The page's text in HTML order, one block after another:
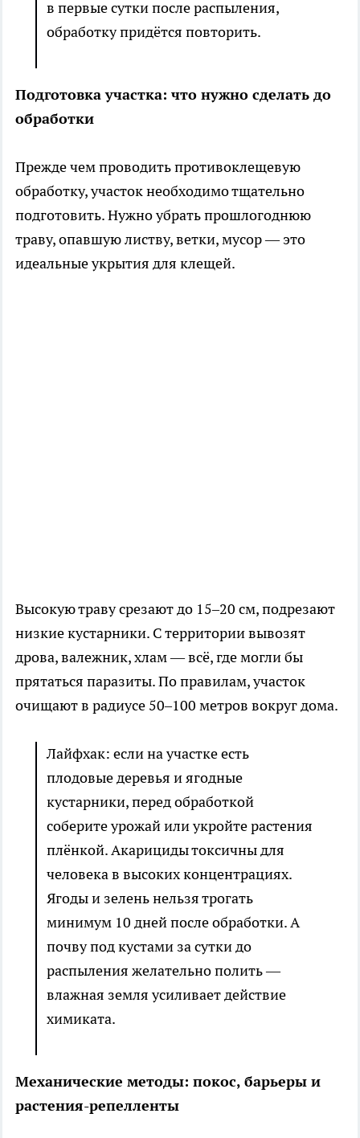
в первые сутки после распыления,
обработку придётся повторить.
Подготовка участка: что нужно сделать до
обработки
Прежде чем проводить противоклещевую
обработку, участок необходимо тщательно
подготовить. Нужно убрать прошлогоднюю
траву, опавшую листву, ветки, мусор — это
идеальные укрытия для клещей.
Высокую траву срезают до 15–20 см, подрезают
низкие кустарники. С территории вывозят
дрова, валежник, хлам — всё, где могли бы
прятаться паразиты. По правилам, участок
очищают в радиусе 50–100 метров вокруг дома.
Лайфхак: если на участке есть
плодовые деревья и ягодные
кустарники, перед обработкой
соберите урожай или укройте растения
плёнкой. Акарициды токсичны для
человека в высоких концентрациях.
Ягоды и зелень нельзя трогать
минимум 10 дней после обработки. А
почву под кустами за сутки до
распыления желательно полить —
влажная земля усиливает действие
химиката.
Механические методы: покос, барьеры и
растения-репелленты